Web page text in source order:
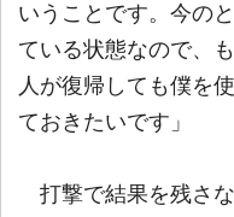
いうことです。今の
ている状態なので、
人が復帰しても僕を
ておきたいです」
打撃で結果を残さ